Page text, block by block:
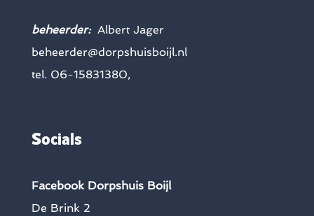
beheerder: Albert Jager
beheerder@dorpshuisboijl.nl
tel. 06-15831380,
Socials
Facebook Dorpshuis Boijl
De Brink 2